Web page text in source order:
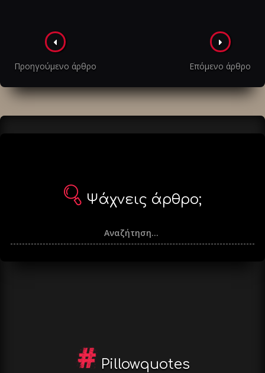
Πλοήγηση
στα
άρθρα
Προηγούμενο άρθρο Επόμενο άρθρο
Ψάχνεις άρθρο;
Pillowquotes